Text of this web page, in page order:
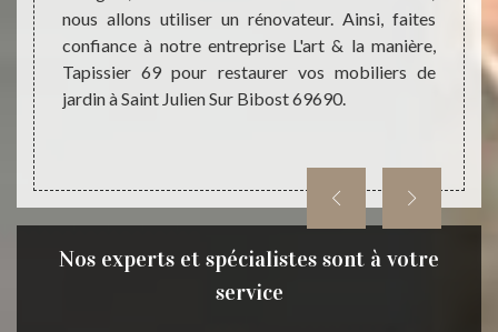
nous allons utiliser un rénovateur. Ainsi, faites
confiance à notre entreprise L'art & la manière,
Tapissier 69 pour restaurer vos mobiliers de
jardin à Saint Julien Sur Bibost 69690.
L'art
Nos experts et spécialistes sont à votre
service